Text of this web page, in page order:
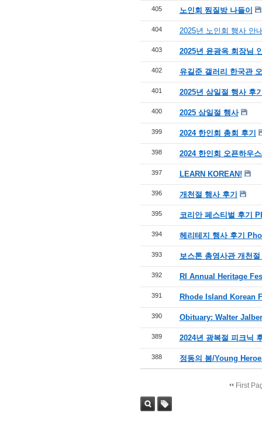
405 노인회 찜질방 나들이
404 2025년 노인회 행사 안
403 2025년 윤광옥 회장님
402 유길준 갤러리 한국관
401 2025년 삼일절 행사 후
400 2025 삼일절 행사
399 2024 한인회 총회 후기
398 2024 한인회 오픈하우
397 LEARN KOREAN!
396 개천절 행사 후기
395 코리안 페스티벌 후기
394 헤리테지 행사 후기
393 보스톤 총영사관 개천절
392 RI Annual Heritage
391 Rhode Island Korean
390 Obituary: Walter
389 2024년 광복절 피크닉
388 정동의 봄/Young
First